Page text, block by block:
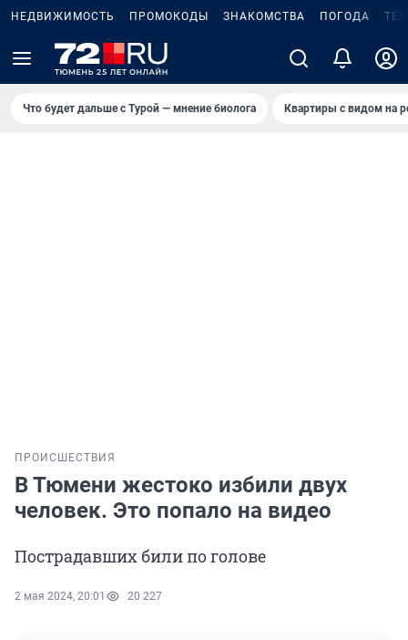
НЕДВИЖИМОСТЬ ПРОМОКОДЫ ЗНАКОМСТВА ПОГОДА
Что будет дальше с Турой — мнение биолога Квартиры с видом на
ПРОИСШЕСТВИЯ
В Тюмени жестоко избили двух
человек. Это попало на видео
Пострадавших били по голове
2 мая 2024, 20:01 20 227